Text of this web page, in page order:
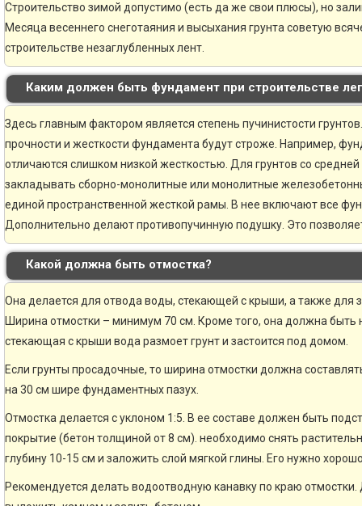
Строительство зимой допустимо (есть да же свои плюсы), но
Месяца весеннего снеготаяния и высыхания грунта советую
строительстве незаглубленных лент.
Каким должен быть фундамент при строительстве
Здесь главным фактором является степень пучинистости
прочности и жесткости фундамента будут строже. Например,
отличаются слишком низкой жесткостью. Для грунтов со
закладывать сборно-монолитные или монолитные
единой пространственной жесткой рамы. В нее включают все
Дополнительно делают противопучинную подушку. Это
Какой должна быть отмостка?
Она делается для отвода воды, стекающей с крыши, а также для
Ширина отмостки – минимум 70 см. Кроме того, она должна быть
стекающая с крыши вода размоет грунт и застоится под домом.
Если грунты просадочные, то ширина отмостки должна
на 30 см шире фундаментных пазух.
Отмостка делается с уклоном 1:5. В ее составе должен быть
покрытие (бетон толщиной от 8 см). необходимо снять
глубину 10-15 см и заложить слой мягкой глины. Его нужно
Рекомендуется делать водоотводную канавку по краю